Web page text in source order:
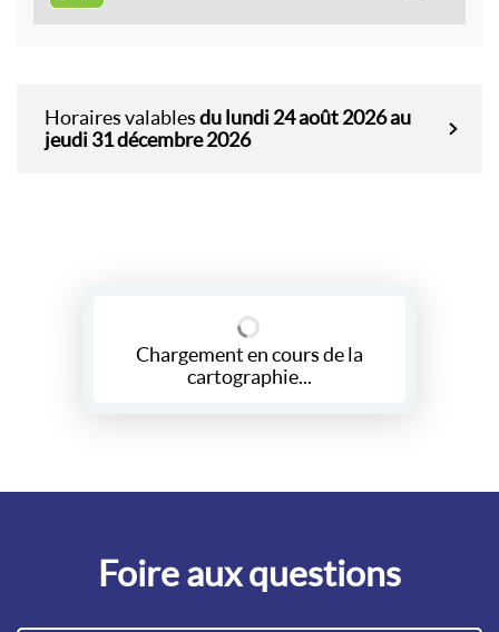
Horaires valablesdu lundi 24 août 2026 au
jeudi 31 décembre 2026
Chargement en cours de la
cartographie...
Foire aux questions